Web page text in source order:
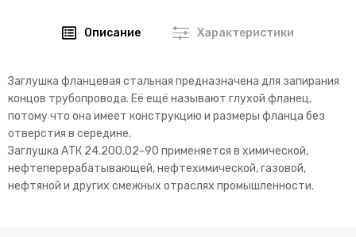
Описание Характеристики
Заглушка фланцевая стальная предназначена для запирания
концов трубопровода. Её ещё называют глухой фланец,
потому что она имеет конструкцию и размеры фланца без
отверстия в середине.
Заглушка АТК 24.200.02-90 применяется в химической,
нефтеперерабатывающей, нефтехимической, газовой,
нефтяной и других смежных отраслях промышленности.